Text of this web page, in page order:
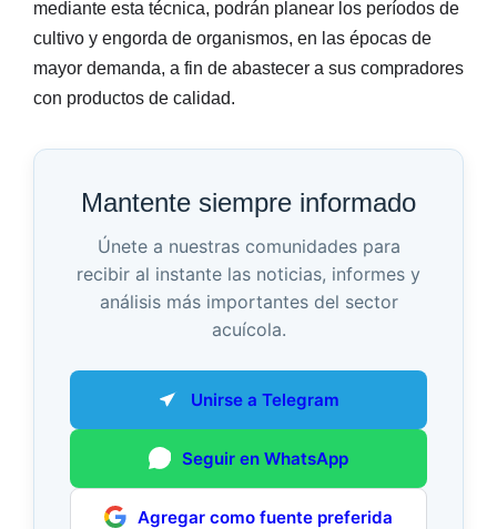
mediante esta técnica, podrán planear los períodos de
cultivo y engorda de organismos, en las épocas de
mayor demanda, a fin de abastecer a sus compradores
con productos de calidad.
Mantente siempre informado
Únete a nuestras comunidades para
recibir al instante las noticias, informes y
análisis más importantes del sector
acuícola.
Unirse a Telegram
Seguir en WhatsApp
Agregar como fuente preferida